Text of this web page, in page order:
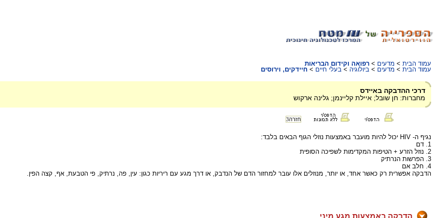
עמוד הבית > מדעים > רפואה וקידום הבריאות
עמוד הבית > מדעים > ביולוגיה > בעלי חיים > חיידקים, וירוסים
דרכי ההדבקה באיידס
מחברות: חן שובל; איילת קליינמן; גלינה ארקוש
חזרה3
נגיף ה- HIV יכול להיות מועבר באמצעות נוזלי הגוף הבאים בלבד:
1. דם
2. נוזל הזרע + הטיפות המקדימות לשפיכה הסופית
3. הפרשות הנרתיק
4. חלב אם
הדבקה אפשרית רק כאשר אחד, או יותר, מנוזלים אלו עובר למחזור הדם של הנדבק, או דרך מגע עם ריריות כגון: עין, פה, נרתיק, פי הטבעת, אף, קצה הפין.
הדבקה באמצעות מגע מיני